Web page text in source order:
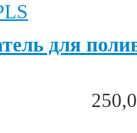
для